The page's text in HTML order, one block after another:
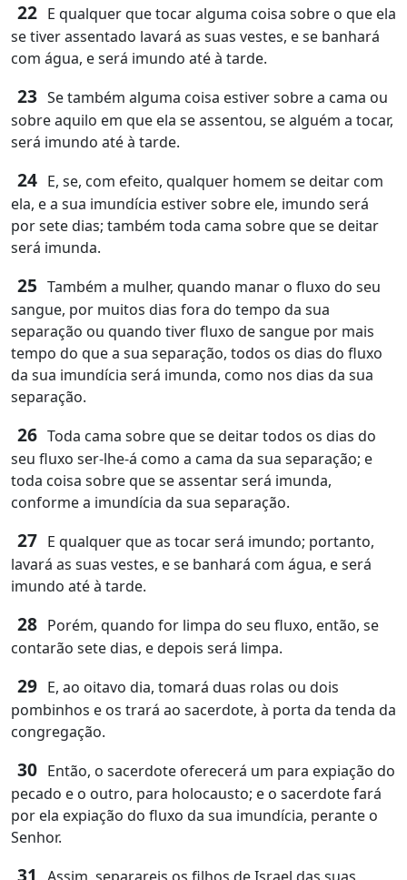
22 E qualquer que tocar alguma coisa sobre o que ela
se tiver assentado lavará as suas vestes, e se banhará
com água, e será imundo até à tarde.
23 Se também alguma coisa estiver sobre a cama ou
sobre aquilo em que ela se assentou, se alguém a tocar,
será imundo até à tarde.
24 E, se, com efeito, qualquer homem se deitar com
ela, e a sua imundícia estiver sobre ele, imundo será
por sete dias; também toda cama sobre que se deitar
será imunda.
25 Também a mulher, quando manar o fluxo do seu
sangue, por muitos dias fora do tempo da sua
separação ou quando tiver fluxo de sangue por mais
tempo do que a sua separação, todos os dias do fluxo
da sua imundícia será imunda, como nos dias da sua
separação.
26 Toda cama sobre que se deitar todos os dias do
seu fluxo ser-lhe-á como a cama da sua separação; e
toda coisa sobre que se assentar será imunda,
conforme a imundícia da sua separação.
27 E qualquer que as tocar será imundo; portanto,
lavará as suas vestes, e se banhará com água, e será
imundo até à tarde.
28 Porém, quando for limpa do seu fluxo, então, se
contarão sete dias, e depois será limpa.
29 E, ao oitavo dia, tomará duas rolas ou dois
pombinhos e os trará ao sacerdote, à porta da tenda da
congregação.
30 Então, o sacerdote oferecerá um para expiação do
pecado e o outro, para holocausto; e o sacerdote fará
por ela expiação do fluxo da sua imundícia, perante o
Senhor.
31